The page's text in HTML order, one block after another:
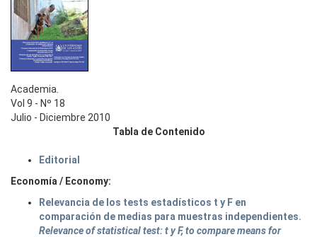
Academia.
Vol 9 - Nº 18
Julio - Diciembre 2010
Tabla de Contenido
Editorial
Economía / Economy:
Relevancia de los tests estadísticos t y F en
comparación de medias para muestras independientes.
Relevance of statistical test: t y F, to compare means for